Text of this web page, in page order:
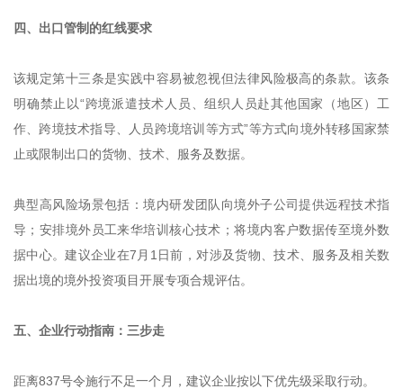
四、出口管制的红线要求
该规定第十三条是实践中容易被忽视但法律风险极高的条款。该条
明确禁止以“跨境派遣技术人员、组织人员赴其他国家（地区）工
作、跨境技术指导、人员跨境培训等方式”等方式向境外转移国家禁
止或限制出口的货物、技术、服务及数据。
典型高风险场景包括：境内研发团队向境外子公司提供远程技术指
导；安排境外员工来华培训核心技术；将境内客户数据传至境外数
据中心。建议企业在7月1日前，对涉及货物、技术、服务及相关数
据出境的境外投资项目开展专项合规评估。
五、企业行动指南：三步走
距离837号令施行不足一个月，建议企业按以下优先级采取行动。